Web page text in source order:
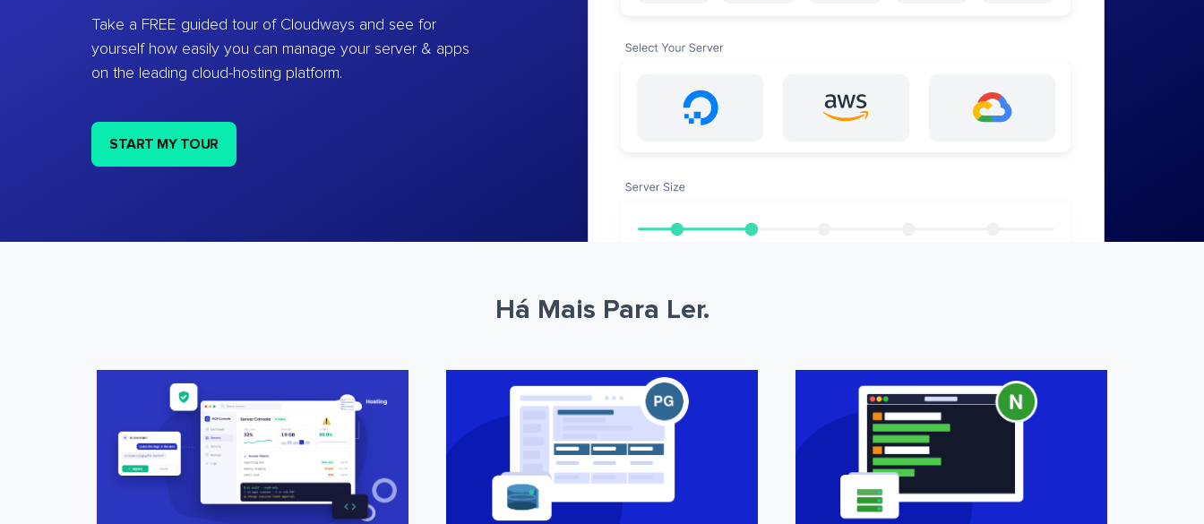
Take a FREE guided tour of Cloudways and see for
yourself how easily you can manage your server & apps
on the leading cloud-hosting platform.
START MY TOUR
Há Mais Para Ler.